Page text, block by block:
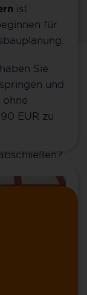
ist
für
Sie
und
ohne
EUR zu
bis ins
MyNet-
Oder